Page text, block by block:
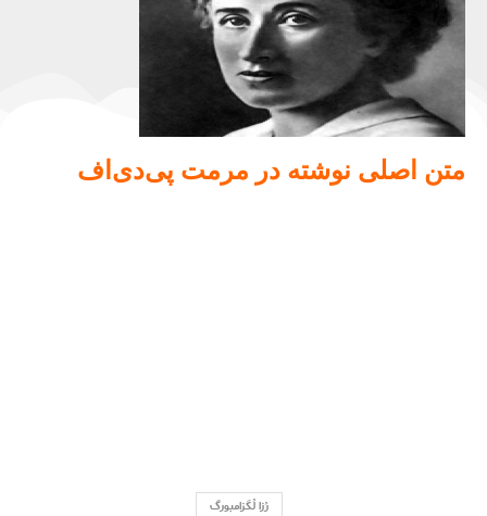
متن اصلی نوشتە در مرمت پی‌دی‌اف
رُزا لُگزامبورگ